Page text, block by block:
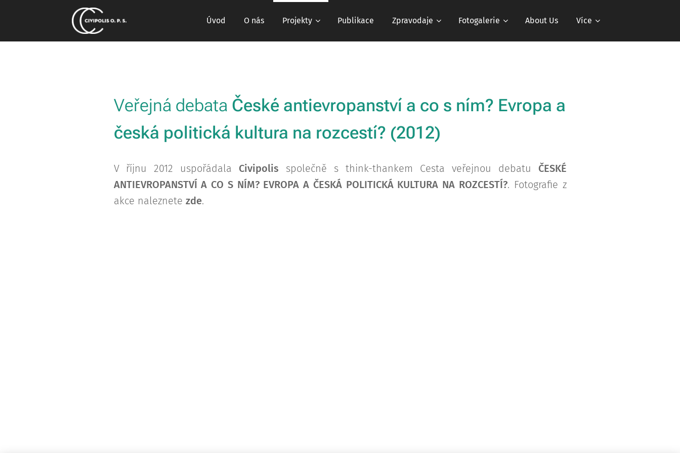
Úvod O nás Projekty Publikace Zpravodaje Fotogalerie About Us Více
Veřejná debata České antievropanství a co s ním? Evropa a
česká politická kultura na rozcestí? (2012)
V říjnu 2012 uspořádala Civipolis společně s think-thankem Cesta veřejnou debatu ČESKÉ
ANTIEVROPANSTVÍ A CO S NÍM? EVROPA A ČESKÁ POLITICKÁ KULTURA NA ROZCESTÍ?. Fotografie z
akce naleznete zde.